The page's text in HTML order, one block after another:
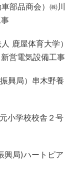
部品商会）㈱川
鹿屋体育大学）
営電気設備工事
興局）串木野養
小学校校舎２号
興局)ハートピア